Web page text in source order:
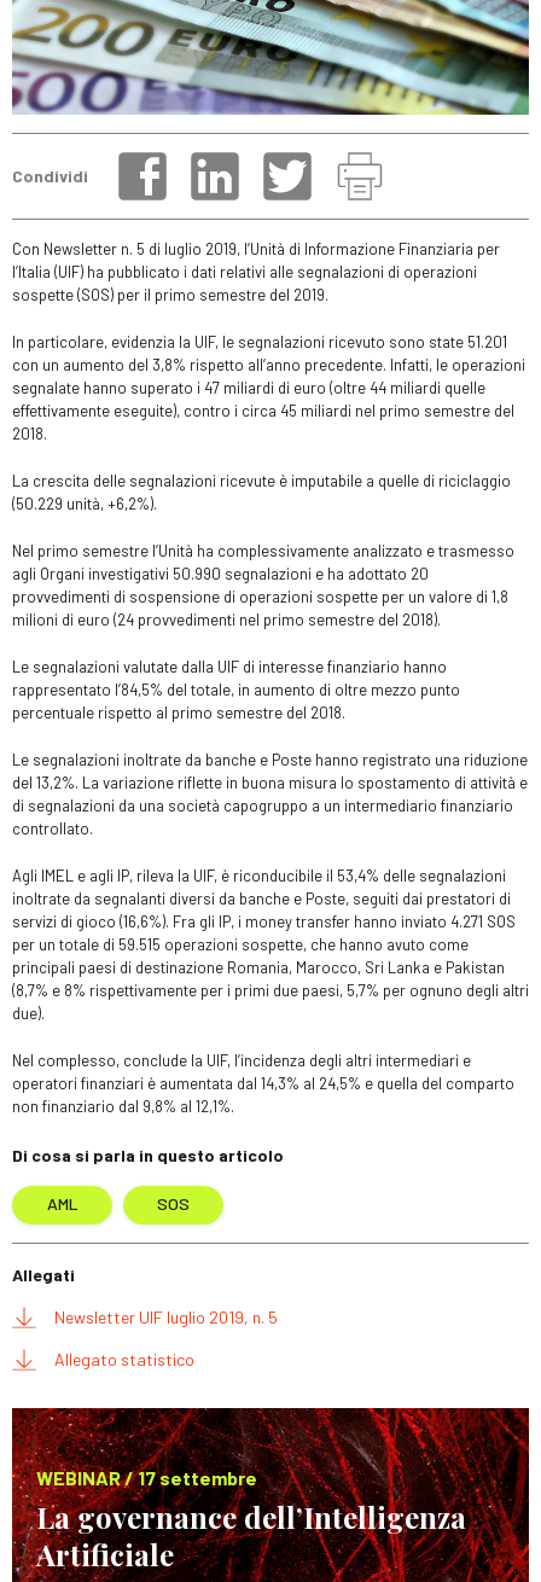
Condividi
Con Newsletter n. 5 di luglio 2019, l’Unità di Informazione Finanziaria per
l’Italia (UIF) ha pubblicato i dati relativi alle segnalazioni di operazioni
sospette (SOS) per il primo semestre del 2019.
In particolare, evidenzia la UIF, le segnalazioni ricevuto sono state 51.201
con un aumento del 3,8% rispetto all’anno precedente. Infatti, le operazioni
segnalate hanno superato i 47 miliardi di euro (oltre 44 miliardi quelle
effettivamente eseguite), contro i circa 45 miliardi nel primo semestre del
2018.
La crescita delle segnalazioni ricevute è imputabile a quelle di riciclaggio
(50.229 unità, +6,2%).
Nel primo semestre l’Unità ha complessivamente analizzato e trasmesso
agli Organi investigativi 50.990 segnalazioni e ha adottato 20
provvedimenti di sospensione di operazioni sospette per un valore di 1,8
milioni di euro (24 provvedimenti nel primo semestre del 2018).
Le segnalazioni valutate dalla UIF di interesse finanziario hanno
rappresentato l’84,5% del totale, in aumento di oltre mezzo punto
percentuale rispetto al primo semestre del 2018.
Le segnalazioni inoltrate da banche e Poste hanno registrato una riduzione
del 13,2%. La variazione riflette in buona misura lo spostamento di attività e
di segnalazioni da una società capogruppo a un intermediario finanziario
controllato.
Agli IMEL e agli IP, rileva la UIF, è riconducibile il 53,4% delle segnalazioni
inoltrate da segnalanti diversi da banche e Poste, seguiti dai prestatori di
servizi di gioco (16,6%). Fra gli IP, i money transfer hanno inviato 4.271 SOS
per un totale di 59.515 operazioni sospette, che hanno avuto come
principali paesi di destinazione Romania, Marocco, Sri Lanka e Pakistan
(8,7% e 8% rispettivamente per i primi due paesi, 5,7% per ognuno degli altri
due).
Nel complesso, conclude la UIF, l’incidenza degli altri intermediari e
operatori finanziari è aumentata dal 14,3% al 24,5% e quella del comparto
non finanziario dal 9,8% al 12,1%.
Di cosa si parla in questo articolo
AML SOS
Allegati
Newsletter UIF luglio 2019, n. 5
Allegato statistico
WEBINAR / 17 settembre
La governance dell’Intelligenza
Artificiale